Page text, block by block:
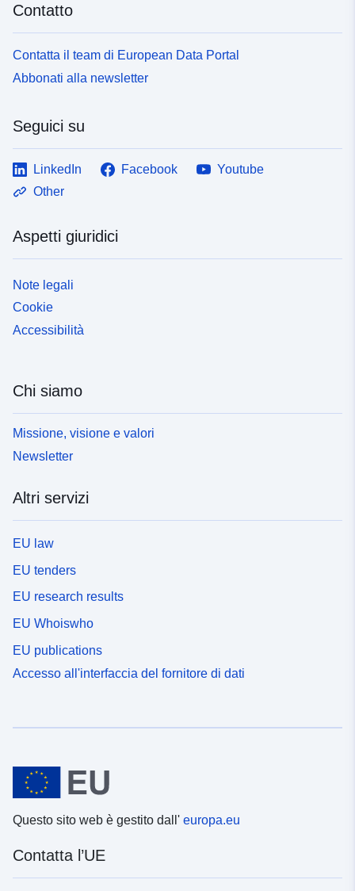
Contatto
Contatta il team di European Data Portal
Abbonati alla newsletter
Seguici su
LinkedIn Facebook
Youtube
Other
Aspetti giuridici
Note legali
Cookie
Accessibilità
Chi siamo
Missione, visione e valori
Newsletter
Altri servizi
EU law
EU tenders
EU research results
EU Whoiswho
EU publications
Accesso all'interfaccia del fornitore di dati
Questo sito web è gestito dall' europa.eu
Contatta l’UE